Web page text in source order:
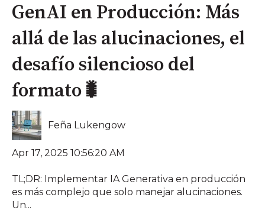
GenAI en Producción: Más
allá de las alucinaciones, el
desafío silencioso del
formato🐛
Feña Lukengow
Apr 17, 2025 10:56:20 AM
TL;DR: Implementar IA Generativa en producción
es más complejo que solo manejar alucinaciones.
Un...